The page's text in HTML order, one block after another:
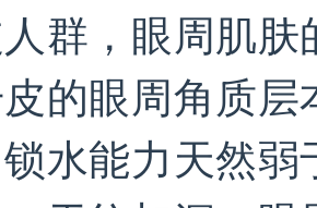
群，眼周肌
的眼周角质
水能力天然